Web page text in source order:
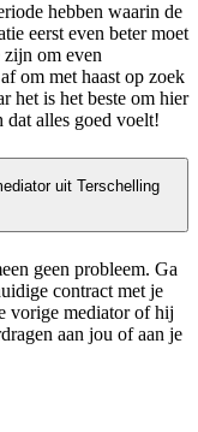
hebben waarin de
eerst even beter moet
zijn om even
om met haast op zoek
het is het beste om hier
dat alles goed voelt!
uit Terschelling
geen probleem. Ga
contract met je
vorige mediator of hij
aan jou of aan je